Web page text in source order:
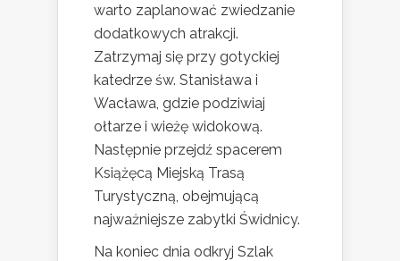
warto zaplanować zwiedzanie
dodatkowych atrakcji.
Zatrzymaj się przy gotyckiej
katedrze św. Stanisława i
Wacława, gdzie podziwiaj
ołtarze i wieżę widokową.
Następnie przejdź spacerem
Książęcą Miejską Trasą
Turystyczną, obejmującą
najważniejsze zabytki Świdnicy.
Na koniec dnia odkryj Szlak